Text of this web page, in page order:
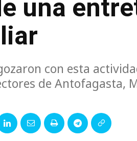
una
con esta
de Antofagasta,